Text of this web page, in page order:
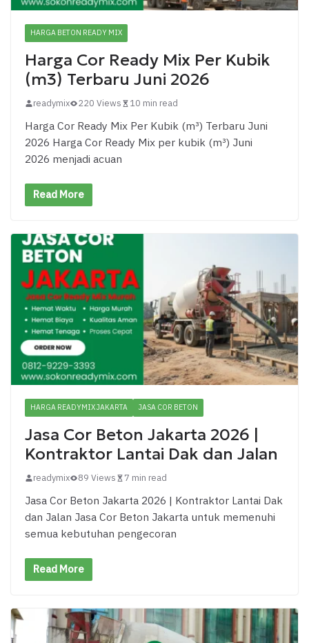
HARGA BETON READY MIX
Harga Cor Ready Mix Per Kubik
(m3) Terbaru Juni 2026
readymix 220 Views 10 min read
Harga Cor Ready Mix Per Kubik (m³) Terbaru Juni
2026 Harga Cor Ready Mix per kubik (m³) Juni
2026 menjadi acuan
Read More
HARGA READYMIX JAKARTA JASA COR BETON
Jasa Cor Beton Jakarta 2026 |
Kontraktor Lantai Dak dan Jalan
readymix 89 Views 7 min read
Jasa Cor Beton Jakarta 2026 | Kontraktor Lantai Dak
dan Jalan Jasa Cor Beton Jakarta untuk memenuhi
semua kebutuhan pengecoran
Read More